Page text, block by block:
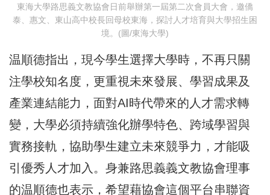
東海大學路思義文教協會日前舉辦第一屆第二次會員大會，邀僑
泰、惠文、東山高中校長回母校東海，探討人才培育與大學招生困
境。(圖/東海大學)
温順德指出，現今學生選擇大學時，不再只關
注學校知名度，更重視未來發展、學習成果及
產業連結能力，面對AI時代帶來的人才需求轉
變，大學必須持續強化辦學特色、跨域學習與
實務接軌，協助學生建立未來競爭力，才能吸
引優秀人才加入。身兼路思義義文教協會理事
的温順德也表示，希望藉協會這個平台串聯資